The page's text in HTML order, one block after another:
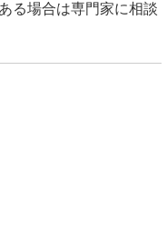
る場合は専門家に相談